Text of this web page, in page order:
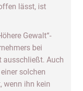
lässt, ist
Gewalt“-
bei
ausschließt. Auch
solchen
wenn ihn kein